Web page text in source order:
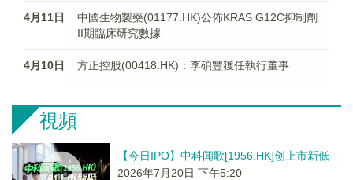
4月11日
中國生物製藥(01177.HK)公佈KRAS G12C抑制劑
II期臨床研究數據
4月10日 方正控股(00418.HK)：李碩豐獲任執行董事
視頻
【今日IPO】中科闻歌[1956.HK]创上市新低
2026年7月20日 下午5:20